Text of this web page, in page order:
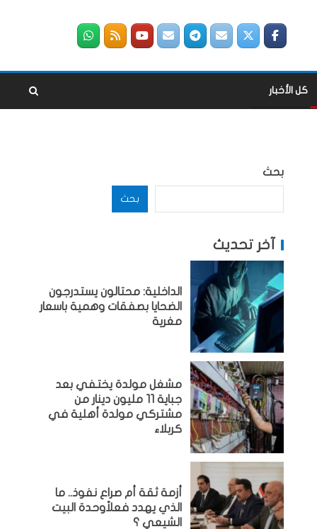
كل الأخبار
بحث
بحث
آخر تحديث
الداخلية: محتالون يستدرجون
الضحايا بصفقات وهمية باسعار
مغرية
مشغل مولدة يختفي بعد
جباية 11 مليون دينار من
مشتركي مولدة أهلية في
كربلاء
أزمة ثقة أم صراع نفوذ.. ما
الذي يهدد فعلاًوحدة البيت
الشيعي ؟